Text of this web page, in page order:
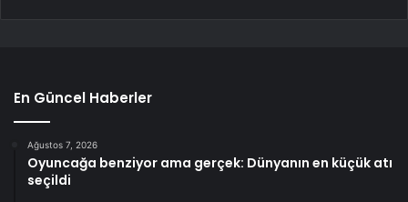
En Güncel Haberler
Ağustos 7, 2026
Oyuncağa benziyor ama gerçek: Dünyanın en küçük atı
seçildi